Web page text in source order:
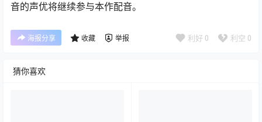
音的声优将继续参与本作配音。
海报分享 收藏 举报 利好 0 利空 0
猜你喜欢